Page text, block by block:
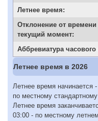
Летнее время:
Отклонение от
текущий момент:
Аббревиатура часового
Летнее время в 2026
Летнее время начинается
по местному
Летнее время
03:00 - по местному